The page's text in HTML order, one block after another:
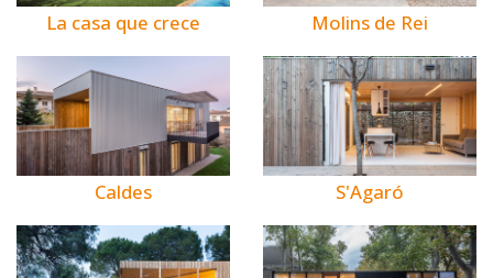
La casa que crece Molins de Rei
Caldes S'Agaró